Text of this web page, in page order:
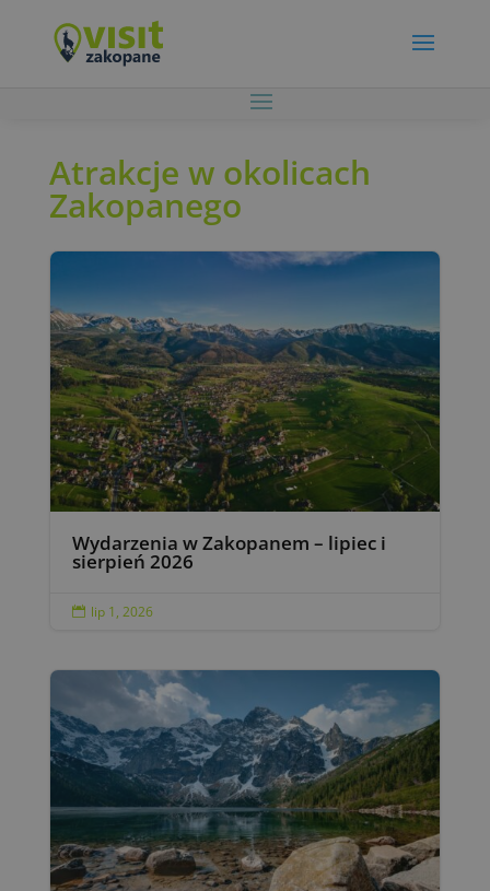
Atrakcje w okolicach
Zakopanego
Wydarzenia w Zakopanem – lipiec i
sierpień 2026
 lip 1, 2026